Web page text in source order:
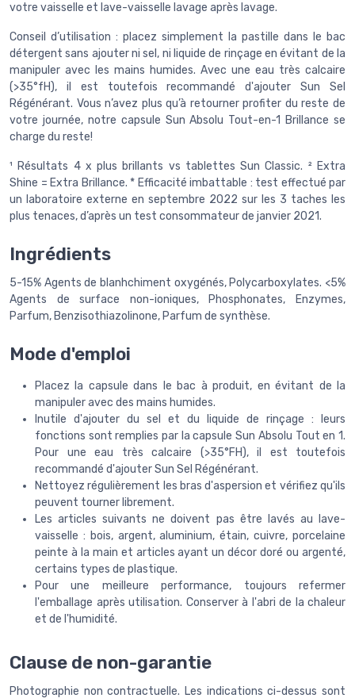
votre vaisselle et lave-vaisselle lavage après lavage.
Conseil d’utilisation : placez simplement la pastille dans le bac
détergent sans ajouter ni sel, ni liquide de rinçage en évitant de la
manipuler avec les mains humides. Avec une eau très calcaire
(>35°fH), il est toutefois recommandé d'ajouter Sun Sel
Régénérant. Vous n’avez plus qu’à retourner profiter du reste de
votre journée, notre capsule Sun Absolu Tout-en-1 Brillance se
charge du reste!
¹ Résultats 4 x plus brillants vs tablettes Sun Classic. ² Extra
Shine = Extra Brillance. * Efficacité imbattable : test effectué par
un laboratoire externe en septembre 2022 sur les 3 taches les
plus tenaces, d’après un test consommateur de janvier 2021.
Ingrédients
5-15% Agents de blanhchiment oxygénés, Polycarboxylates. <5%
Agents de surface non-ioniques, Phosphonates, Enzymes,
Parfum, Benzisothiazolinone, Parfum de synthèse.
Mode d'emploi
Placez la capsule dans le bac à produit, en évitant de la
manipuler avec des mains humides.
Inutile d'ajouter du sel et du liquide de rinçage : leurs
fonctions sont remplies par la capsule Sun Absolu Tout en 1.
Pour une eau très calcaire (>35°FH), il est toutefois
recommandé d'ajouter Sun Sel Régénérant.
Nettoyez régulièrement les bras d'aspersion et vérifiez qu'ils
peuvent tourner librement.
Les articles suivants ne doivent pas être lavés au lave-
vaisselle : bois, argent, aluminium, étain, cuivre, porcelaine
peinte à la main et articles ayant un décor doré ou argenté,
certains types de plastique.
Pour une meilleure performance, toujours refermer
l'emballage après utilisation. Conserver à l'abri de la chaleur
et de l'humidité.
Clause de non-garantie
Photographie non contractuelle. Les indications ci-dessus sont